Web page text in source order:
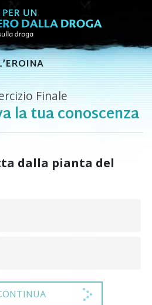
Finale
la tua conoscenza
dalla pianta del